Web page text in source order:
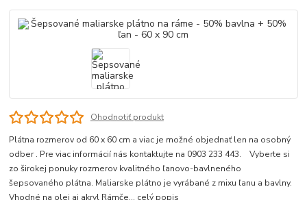
Ohodnotiť produkt
Plátna rozmerov od 60 x 60 cm a viac je možné objednať len na osobný
odber . Pre viac informácií nás kontaktujte na 0903 233 443. Vyberte si
zo širokej ponuky rozmerov kvalitného ľanovo-bavlneného
šepsovaného plátna. Maliarske plátno je vyrábané z mixu ľanu a bavlny.
Vhodné na olej aj akryl Rámče... celý popis